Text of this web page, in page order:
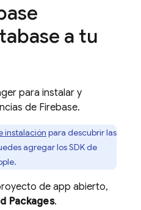
a tu
para instalar y
de Firebase.
instalación para descubrir las
agregar los SDK de
de app abierto,
Packages.